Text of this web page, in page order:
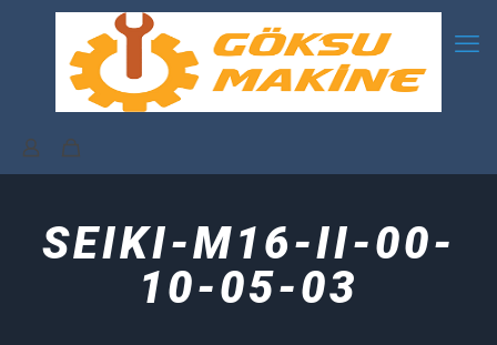
SEIKI-M16-II-00-
10-05-03